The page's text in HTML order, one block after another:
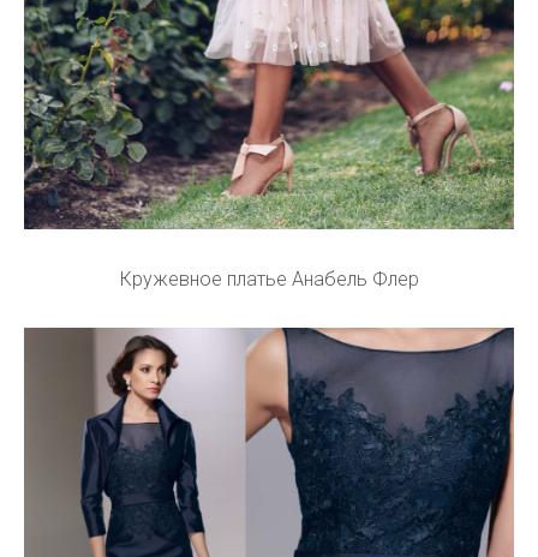
Кружевное платье Анабель Флер